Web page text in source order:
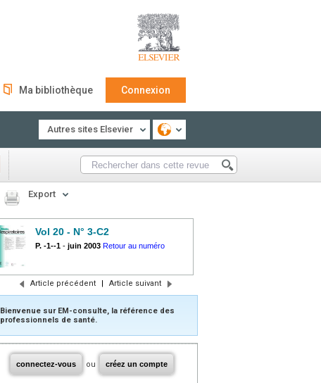
Ma bibliothèque Connexion
Autres sites Elsevier
Export
Vol 20 - N° 3-C2
P. -1--1 - juin 2003 Retour au numéro
Article précédent | Article suivant
Bienvenue sur EM-consulte, la référence des
professionnels de santé.
connectez-vous ou créez un compte